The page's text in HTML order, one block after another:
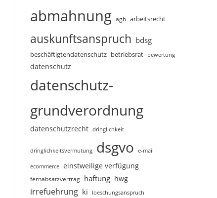
abmahnung agb arbeitsrecht
auskunftsanspruch bdsg
beschäftigtendatenschutz betriebsrat bewertung
datenschutz
datenschutz-
grundverordnung
datenschutzrecht dringlichkeit
dringlichkeitsvermutung dsgvo e-mail
ecommerce einstweilige verfügung
fernabsatzvertrag haftung hwg
irrefuehrung ki loeschungsanspruch